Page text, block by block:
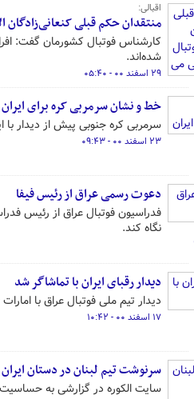
اقبالی:
منتقدان حکم قبلی کنعانی‌زادگان
کارشناس فوتبال کشورمان گفت:
شده‌اند.
۲۹ اسفند ۰۰ - ۰۵:۴۰
خط و نشان سرمربی کره برای ایران
سرمربی کره جنوبی پیش از دیدار
۲۳ اسفند ۰۰ - ۰۹:۴۳
دعوت رسمی عراق از رئیس فیفا
فدراسیون فوتبال عراق از رئیس
نگاه کند.
دیدار رقبای ایران با تماشاگر شد
دیدار تیم ملی فوتبال عراق با امارات در انتخابی جام جهانی
۱۷ اسفند ۰۰ - ۱۰:۴۲
سرنوشت تیم لبنان در دستان
سایت الکوره در گزارشی به حساسیت دیدار